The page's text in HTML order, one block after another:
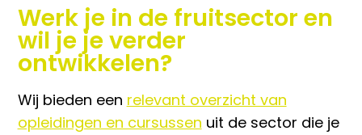
Werk je in de fruitsector en
wil je je verder
ontwikkelen?
Wij bieden een relevant overzicht van
opleidingen en cursussen uit de sector die je